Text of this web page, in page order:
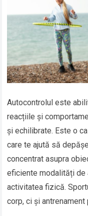
Autocontrolul este
reacțiile și
și echilibrate. Este o
care te ajută să
concentrat asupra
eficiente modalități de
activitatea fizică.
corp, ci și